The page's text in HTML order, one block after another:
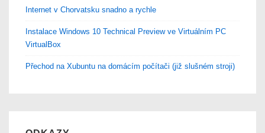
Internet v Chorvatsku snadno a rychle
Instalace Windows 10 Technical Preview ve Virtuálním PC
VirtualBox
Přechod na Xubuntu na domácím počítači (již slušném stroji)